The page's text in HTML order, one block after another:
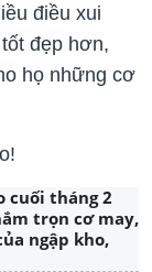
điều xui
đẹp hơn,
họ những cơ
cuối tháng 2
trọn cơ may,
ngập kho,